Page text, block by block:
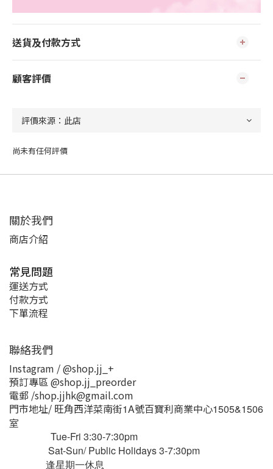
送貨及付款方式
顧客評價
尚未有任何評價
關於我們
商店介紹
常見問題
運送方式
付款方式
下單流程
聯絡我們
Instagram / @shop.jj_+
預訂專區 @shop.jj_preorder
電郵 /shop.jjhk@gmail.com
門市地址/ 旺角西洋菜南街1A號百寶利商業中心1505&1506
室
Tue-Fri 3:30-7:30pm
Sat-Sun/ Public Holidays 3-7:30pm
逢星期一休息